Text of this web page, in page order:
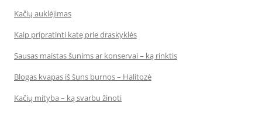
Kačių auklėjimas
Kaip pripratinti katę prie draskyklės
Sausas maistas šunims ar konservai – ką rinktis
Blogas kvapas iš šuns burnos – Halitozė
Kačių mityba – ką svarbu žinoti